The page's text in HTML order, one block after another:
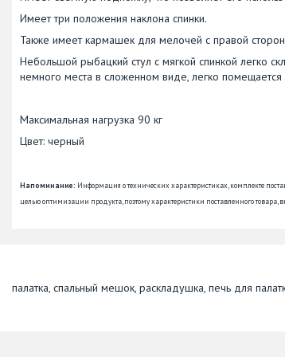
Имеет три положения наклона спинки.
Также имеет кармашек для мелочей с правой
Небольшой рыбацкий стул с мягкой спинкой легко
немного места в сложенном виде, легко помещается
Максимальная нагрузка 90 кг
Цвет: черный
Напоминание: Информация о технических характеристиках, комплекте
целью оптимизации продукта, поэтому характеристики поставленного
палатка, спальный мешок, раскладушка, печь для